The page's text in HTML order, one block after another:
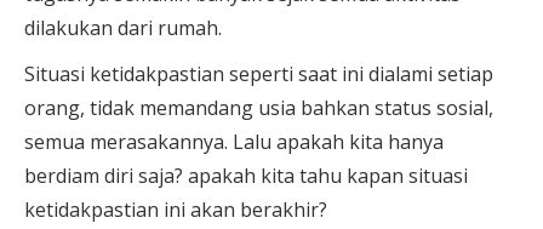
dilakukan dari rumah.
Situasi ketidakpastian seperti saat ini dialami setiap
orang, tidak memandang usia bahkan status sosial,
semua merasakannya. Lalu apakah kita hanya
berdiam diri saja? apakah kita tahu kapan situasi
ketidakpastian ini akan berakhir?